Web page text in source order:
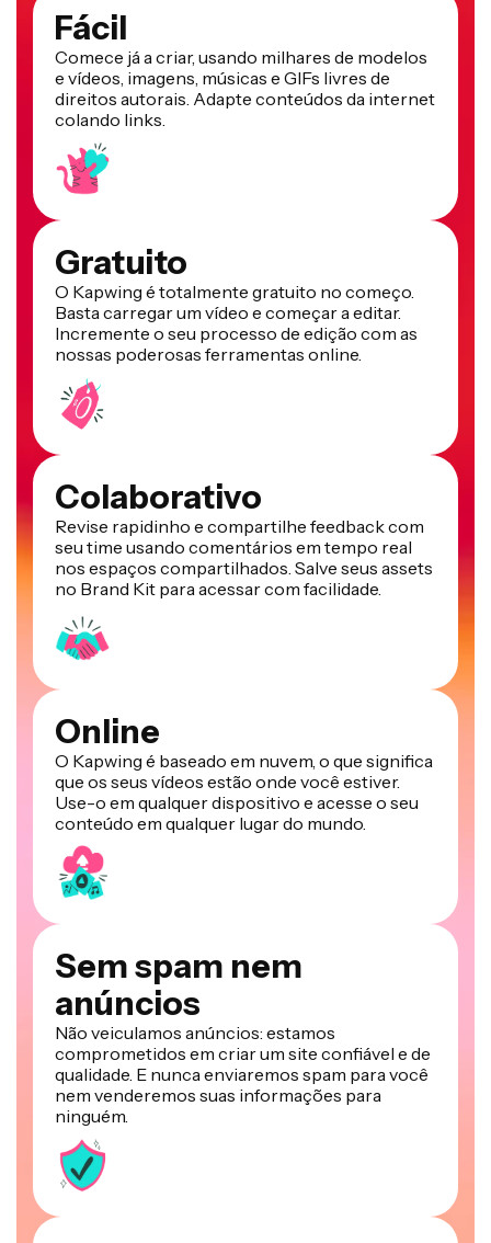
Comece já a criar, usando milhares de modelos
e vídeos, imagens, músicas e GIFs livres de
direitos autorais. Adapte conteúdos da internet
colando links.
Gratuito
O Kapwing é totalmente gratuito no começo.
Basta carregar um vídeo e começar a editar.
Incremente o seu processo de edição com as
nossas poderosas ferramentas online.
Colaborativo
Revise rapidinho e compartilhe feedback com
seu time usando comentários em tempo real
nos espaços compartilhados. Salve seus assets
no Brand Kit para acessar com facilidade.
Online
O Kapwing é baseado em nuvem, o que significa
que os seus vídeos estão onde você estiver.
Use-o em qualquer dispositivo e acesse o seu
conteúdo em qualquer lugar do mundo.
Sem spam nem
anúncios
Não veiculamos anúncios: estamos
comprometidos em criar um site confiável e de
qualidade. E nunca enviaremos spam para você
nem venderemos suas informações para
ninguém.